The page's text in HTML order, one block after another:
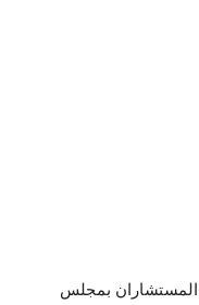
المستشاران بمجلس